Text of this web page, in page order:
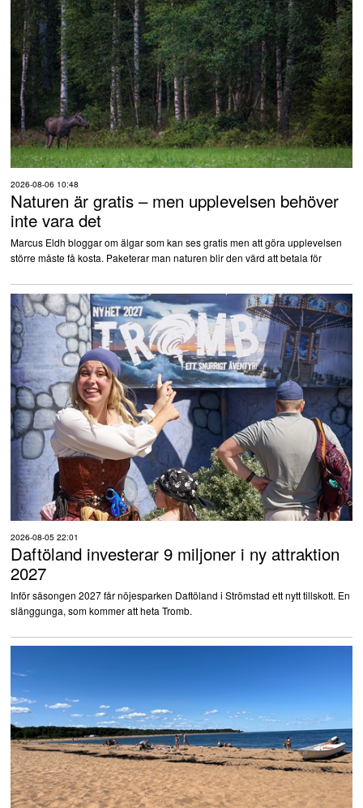
2026-08-06 10:48
Naturen är gratis – men upplevelsen behöver
inte vara det
Marcus Eldh bloggar om älgar som kan ses gratis men att göra upplevelsen
större måste få kosta. Paketerar man naturen blir den värd att betala för
2026-08-05 22:01
Daftöland investerar 9 miljoner i ny attraktion
2027
Inför säsongen 2027 får nöjesparken Daftöland i Strömstad ett nytt tillskott. En
slänggunga, som kommer att heta Tromb.